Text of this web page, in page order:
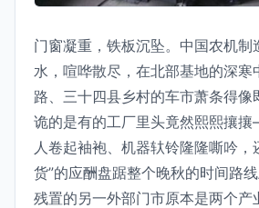
门窗凝重，铁板沉坠。中国农机制
水，喧哗散尽，在北部基地的深寒
路、三十四县乡村的车市萧条得像
诡的是有的工厂里头竟然熙熙攘
人卷起袖袍、机器轪铃隆隆嘶吟，
货”的应酬盘踞整个晚秋的时间路
残置的另一外部门市原本是两个产